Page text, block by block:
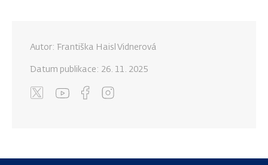
Autor: Františka Haisl Vidnerová
Datum publikace: 26. 11. 2025